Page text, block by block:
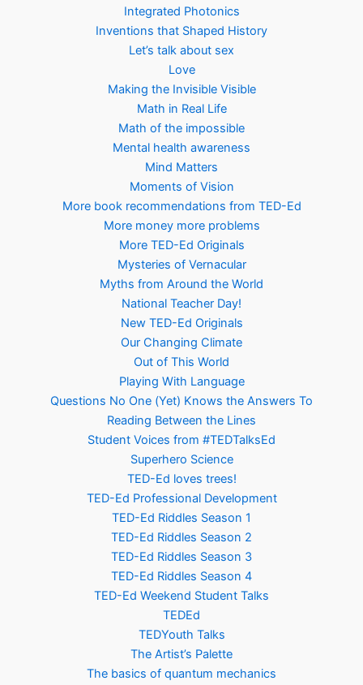
Integrated Photonics
Inventions that Shaped History
Let’s talk about sex
Love
Making the Invisible Visible
Math in Real Life
Math of the impossible
Mental health awareness
Mind Matters
Moments of Vision
More book recommendations from TED-Ed
More money more problems
More TED-Ed Originals
Mysteries of Vernacular
Myths from Around the World
National Teacher Day!
New TED-Ed Originals
Our Changing Climate
Out of This World
Playing With Language
Questions No One (Yet) Knows the Answers To
Reading Between the Lines
Student Voices from #TEDTalksEd
Superhero Science
TED-Ed loves trees!
TED-Ed Professional Development
TED-Ed Riddles Season 1
TED-Ed Riddles Season 2
TED-Ed Riddles Season 3
TED-Ed Riddles Season 4
TED-Ed Weekend Student Talks
TEDEd
TEDYouth Talks
The Artist’s Palette
The basics of quantum mechanics